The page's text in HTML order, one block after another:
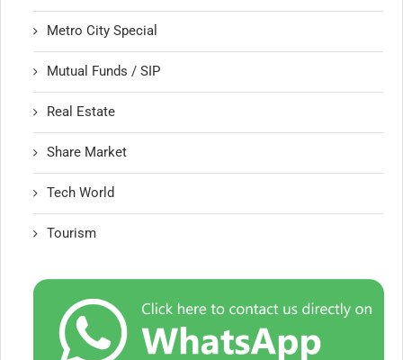
Metro City Special
Mutual Funds / SIP
Real Estate
Share Market
Tech World
Tourism